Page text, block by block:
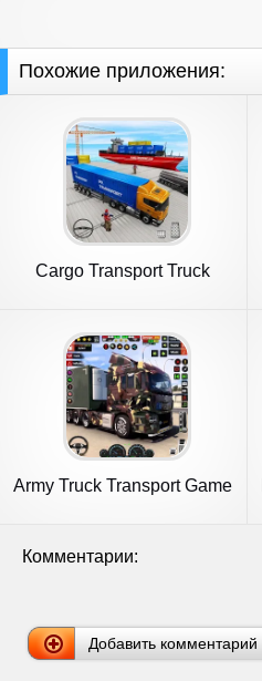
Похожие приложения:
Cargo Transport Truck
Army Truck Transport Game
Комментарии:
Добавить комментарий